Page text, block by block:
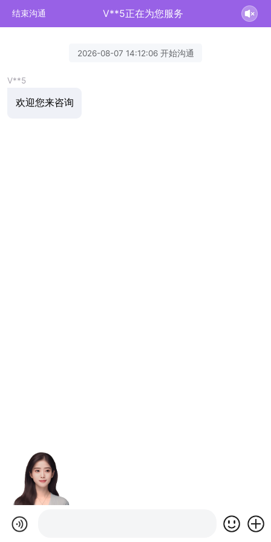
结束沟通 V**5正在为您服务
2026-08-07 14:12:06 开始沟通
V**5
欢迎您来咨询